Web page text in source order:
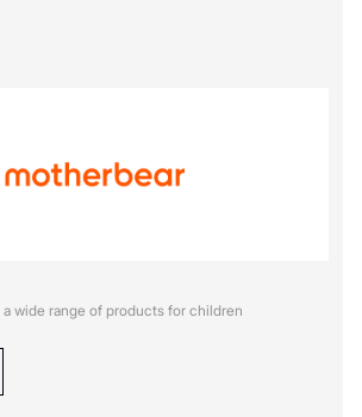
wide range of products for children